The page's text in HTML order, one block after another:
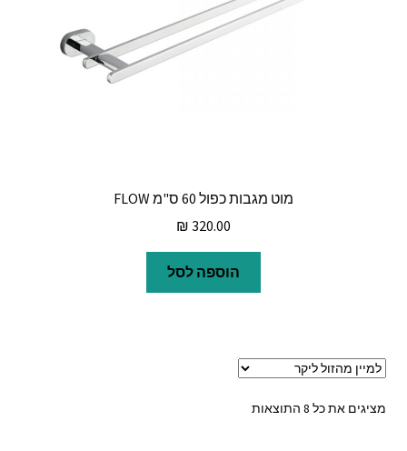
מוט מגבות כפול 60 ס"מ FLOW
₪ 320.00
הוספה לסל
מציגים את כל ⁦8⁩ התוצאות
ממוין